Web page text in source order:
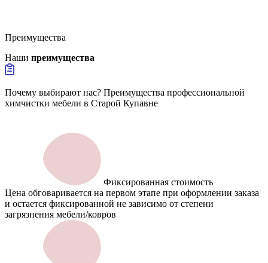
Преимущества
Наши преимущества
Почему выбирают нас? Преимущества профессиональной
химчистки мебели в Старой Купавне
Фиксированная стоимость
Цена обговаривается на первом этапе при оформлении заказа
и остается фиксированной не зависимо от степени
загрязнения мебели/ковров